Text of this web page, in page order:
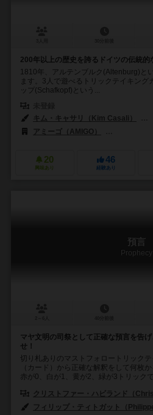
200年以上の歴史を誇るドイツの伝統的
1810年、アルテンブルク(Altenburg)と
ます。3人で遊べるトリックテイキン
ップ(Schafkopf)という...
キム・キャサリ（Kim Casali）
アミーゴ（AMIGO）
20
興味あり
46
経験あり
預言
Prophecy
マヤ文明の司祭として正確な預言を告
せ！
切り札ありのマストフォロートリック
（カード）から正確な解釈をして何枚
赤が0、白が1、黄が2、緑が3トリックで
クリストファー・ハビランド（
フィリップ・ティトガット（